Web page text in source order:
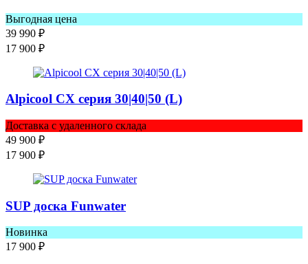
Выгодная цена
39 990 ₽
17 900 ₽
Alpicool CX серия 30|40|50 (L)
Доставка с удаленного склада
49 900 ₽
17 900 ₽
SUP доска Funwater
Новинка
17 900 ₽